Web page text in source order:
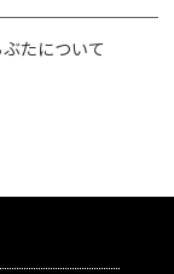
たについて